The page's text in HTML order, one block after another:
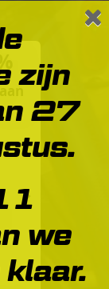
NEXT
zijn
27
we